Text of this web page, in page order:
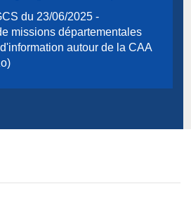
du 23/06/2025 -
missions départementales
autour de la CAA